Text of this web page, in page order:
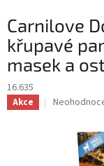
Carnilove
křupavé
masek a
16.635
Akce
Průměrné